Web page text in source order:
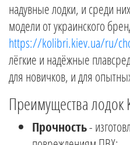
надувные лодки, и среди
модели от украинского
https://kolibri.kiev.ua/ru/
лёгкие и надёжные
для новичков, и для
Преимущества лодок
Прочность-